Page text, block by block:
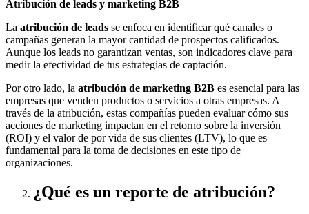
Atribución de leads y marketing B2B
La atribución de leads se enfoca en identificar qué canales o
campañas generan la mayor cantidad de prospectos calificados.
Aunque los leads no garantizan ventas, son indicadores clave para
medir la efectividad de tus estrategias de captación.
Por otro lado, la atribución de marketing B2B es esencial para las
empresas que venden productos o servicios a otras empresas. A
través de la atribución, estas compañías pueden evaluar cómo sus
acciones de marketing impactan en el retorno sobre la inversión
(ROI) y el valor de por vida de sus clientes (LTV), lo que es
fundamental para la toma de decisiones en este tipo de
organizaciones.
¿Qué es un reporte de atribución?